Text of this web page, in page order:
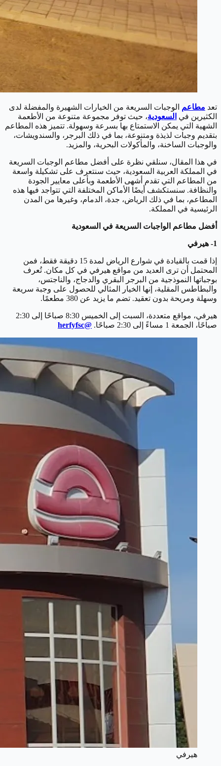
تعد مطاعم الوجبات السريعة من الخيارات الشهيرة والمفضلة لدى
الكثيرين في السعودية، حيث توفر مجموعة متنوعة من الأطعمة
الشهية التي يمكن الاستمتاع بها بسرعة وسهولة. تتميز هذه المطاعم
بتقديم وجبات لذيذة ومتنوعة، بما في ذلك البرجر، والسندويشات،
والوجبات الساخنة، والمأكولات البحرية، والمزيد.
في هذا المقال، سنلقي نظرة على أفضل مطاعم الوجبات السريعة
في المملكة العربية السعودية، حيث سنتعرف على تشكيلة واسعة
من المطاعم التي تقدم أشهى الأطعمة وبأعلى معايير الجودة
والنظافة. سنستكشف أيضًا الأماكن المختلفة التي تتواجد فيها هذه
المطاعم، بما في ذلك الرياض، جدة، الدمام، وغيرها من المدن
الرئيسية في المملكة.
أفضل مطاعم الواجبات السريعة في السعودية
1- هيرفي
إذا قمت بالقيادة في شوارع الرياض لمدة 15 دقيقة فقط، فمن
المحتمل أن ترى العديد من مواقع هيرفي في كل مكان. تُعرف
بوجباتها النموذجية من البرجر البقري والدجاج، والناجتس،
والبطاطس المقلية، إنها الخيار المثالي للحصول على وجبة سريعة
وسهلة ومريحة بدون تعقيد. تضم ما يزيد عن 380 مطعمًا.
هيرفي، مواقع متعددة، السبت إلى الخميس 8:30 صباحًا إلى 2:30
صباحًا، الجمعة 1 مساءً إلى 2:30 صباحًا.
@herfyfsc
هيرفي